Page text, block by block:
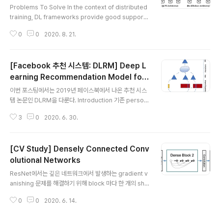
on(OS API)인 PTask API를 소개한다. PTask API에서
OS가 관리하는 여러 객체..
al Networks
Problems To Solve In the context of distributed
training, DL frameworks provide good support f
on tasks, but it is less scalable for training NLP
ow to Solve To optimize the amount of data tran
sfer with considering sparsity, Parallax adopts a
hybrid appr..
0 0 2020. 8. 21.
[Facebook 추천 시스템: DLRM] Deep L
earning Recommendation Model for
Personalization and Recommendatio
n Systems
이번 포스팅에서는 2019년 페이스북에서 나온 추천 시스
템 논문인 DLRM을 다룬다. Introduction 기존 person
활용된 연구들을 살펴보면 크게 두 부류로 구분할 수 있다.
기호에 따라 카테고리를 선택하도록 하는 방식을 사용하였
다. 이것이 발전되어서 만들어진 것이 과거의 유저의 행동
(상품을 장바구니에 넣는다든지, 구독을 한다든지, 좋아요
를 누른다든지...)에 기반하여 추천을 하는 CF(collaborat
ive filtering) 기법이다. 그 밖에도 유저와 연관성이 높은
상품을 함께 grouping하여 추천을 하는..
3 0 2020. 6. 30.
[CV Study] Densely Connected Conv
olutional Networks
ResNet에서는 깊은 네트워크에서 발생하는 gradient v
anishing 문제를 해결하기 위해 block 마다 한 개의 sho
은 shortcut connection을 극단적으로 늘린 케이스라고
0 0 2020. 6. 14.